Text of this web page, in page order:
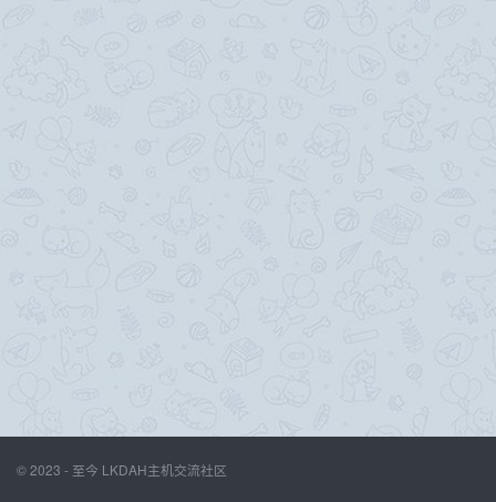
© 2023 - 至今 LKDAH主机交流社区